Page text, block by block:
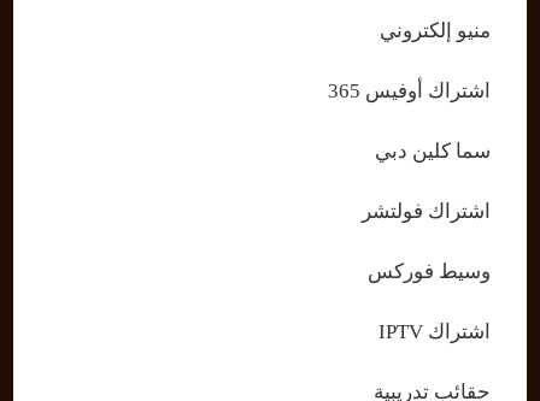
منيو إلكتروني
اشتراك أوفيس 365
سما كلين دبي
اشتراك فولتشر
وسيط فوركس
اشتراك IPTV
حقائب تدريبية